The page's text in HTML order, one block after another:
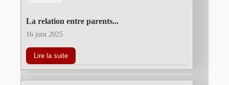
La relation entre parents...
16 juin 2025
Lire la suite